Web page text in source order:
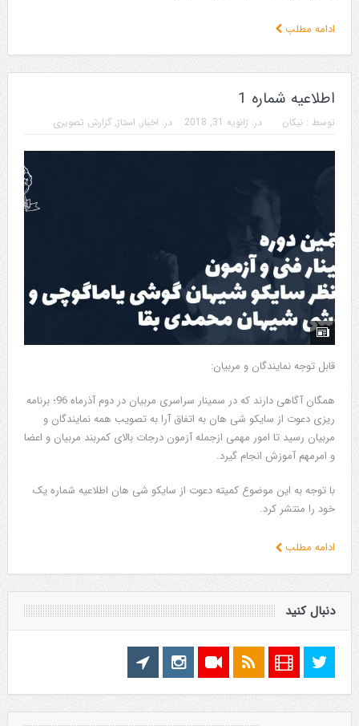
ادامه مطلب
اطلاعیه شماره 1
توسط : نیکان در: ژانویه 31, 2018 در: اخبار, استاژ, گزارش تصویری
قابل توجه نمایندگان و مربیان:
همگان آگاهی دارند که در سمینار سراسری مربیان در دوم آذرماه 96؛ برنامه
ریزی دعوت از سایکو شی هان به اتفاق آرا به تصویب همه نمایندگان و
مربیان رسید تا امور مهمی ازجمله آزمون درجات بالای کمربند مربیان و اعضا
و امرمهم آموزش انجام گیرد.
با توجه به این موضوع کمیته دعوت از سایکو شی هان اطلاعیه شماره یک
خود را منتشر کرد.
ادامه مطلب
دنبال کنید